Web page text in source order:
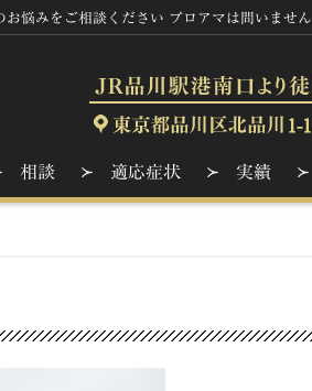
お悩みをご相談ください プロアマは問いません
相談 適応症状 実績